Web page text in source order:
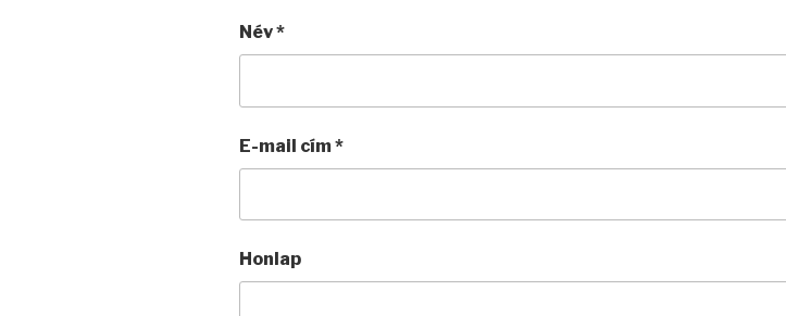
Név*
E-mail cím*
Honlap